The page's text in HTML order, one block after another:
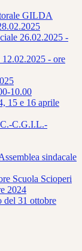
GILDA
26.02.2025 -
- ore
10.00
15 e 16 aprile
C.G.I.L.-
sindacale
Scuola Scioperi
2024
31 ottobre